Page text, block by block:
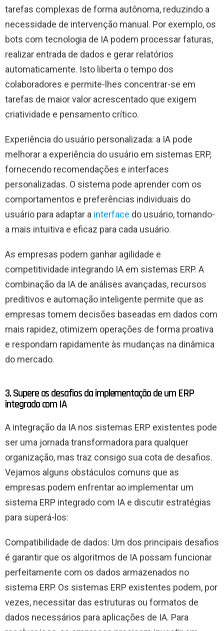
tarefas complexas de forma autônoma, reduzindo a
necessidade de intervenção manual. Por exemplo, os
bots com tecnologia de IA podem processar faturas,
realizar entrada de dados e gerar relatórios
automaticamente. Isto liberta o tempo dos
colaboradores e permite-lhes concentrar-se em
tarefas de maior valor acrescentado que exigem
criatividade e pensamento crítico.
Experiência do usuário personalizada: a IA pode
melhorar a experiência do usuário em sistemas ERP,
fornecendo recomendações e interfaces
personalizadas. O sistema pode aprender com os
comportamentos e preferências individuais do
usuário para adaptar a interface do usuário, tornando-
a mais intuitiva e eficaz para cada usuário.
As empresas podem ganhar agilidade e
competitividade integrando IA em sistemas ERP. A
combinação da IA ​​de análises avançadas, recursos
preditivos e automação inteligente permite que as
empresas tomem decisões baseadas em dados com
mais rapidez, otimizem operações de forma proativa
e respondam rapidamente às mudanças na dinâmica
do mercado.
3. Supere os desafios da implementação de um ERP
integrado com IA
A integração da IA ​​nos sistemas ERP existentes pode
ser uma jornada transformadora para qualquer
organização, mas traz consigo sua cota de desafios.
Vejamos alguns obstáculos comuns que as
empresas podem enfrentar ao implementar um
sistema ERP integrado com IA e discutir estratégias
para superá-los:
Compatibilidade de dados: Um dos principais desafios
é garantir que os algoritmos de IA possam funcionar
perfeitamente com os dados armazenados no
sistema ERP. Os sistemas ERP existentes podem, por
vezes, necessitar das estruturas ou formatos de
dados necessários para aplicações de IA. Para